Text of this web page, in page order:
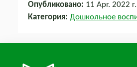
Опубликовано: 11 Apr. 2022
Категория: Дошкольное